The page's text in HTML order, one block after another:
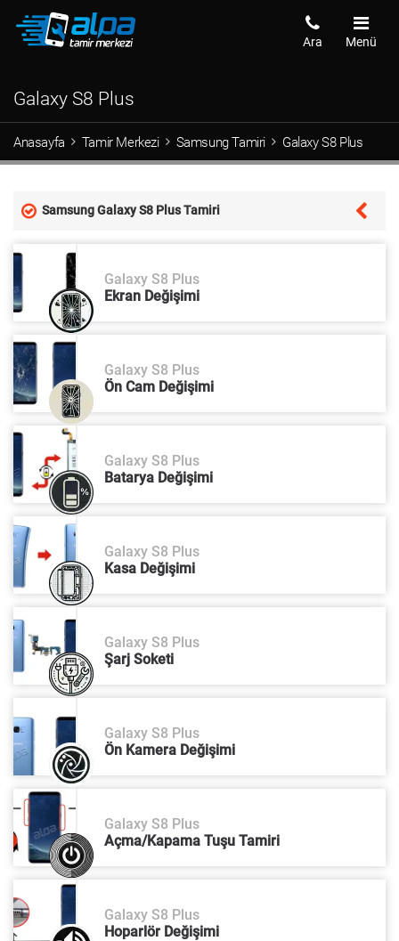
Menü
Ara
Galaxy S8 Plus
Anasayfa Tamir Merkezi Samsung Tamiri Galaxy S8 Plus
Samsung Galaxy S8 Plus Tamiri
Galaxy S8 Plus
Ekran Değişimi
Galaxy S8 Plus
Ön Cam Değişimi
Galaxy S8 Plus
Batarya Değişimi
Galaxy S8 Plus
Kasa Değişimi
Galaxy S8 Plus
Şarj Soketi
Galaxy S8 Plus
Ön Kamera Değişimi
Galaxy S8 Plus
Açma/Kapama Tuşu Tamiri
Galaxy S8 Plus
Hoparlör Değişimi